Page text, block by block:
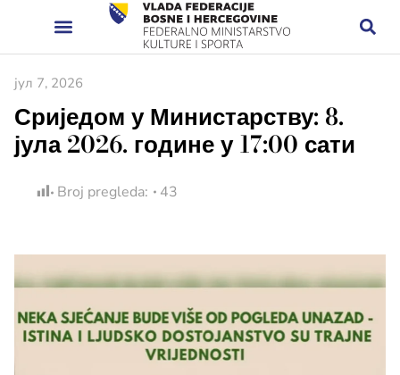
јул 7, 2026
Сриједом у Министарству: 8.
јула 2026. године у 17:00 сати
Broj pregleda: 43